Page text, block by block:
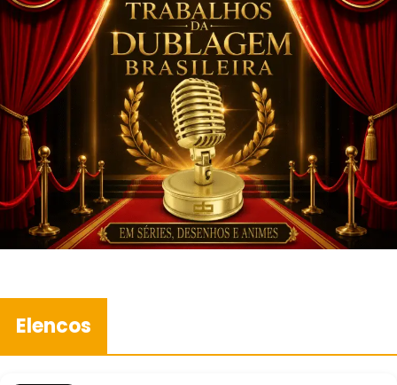
Elencos